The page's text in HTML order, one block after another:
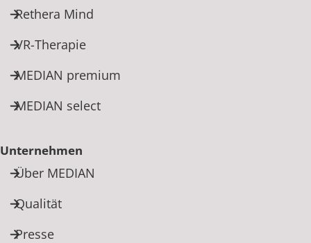
Rethera Mind
VR-Therapie
MEDIAN premium
MEDIAN select
Unternehmen
Über MEDIAN
Qualität
Presse